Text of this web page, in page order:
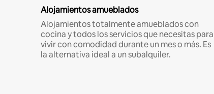
Alojamientos amueblados
Alojamientos totalmente amueblados con
cocina y todos los servicios que necesitas para
vivir con comodidad durante un mes o más. Es
la alternativa ideal a un subalquiler.